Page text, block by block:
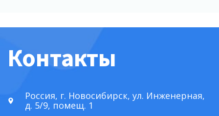
Контакты
Россия, г. Новосибирск, ул. Инженерная,
д. 5/9, помещ. 1